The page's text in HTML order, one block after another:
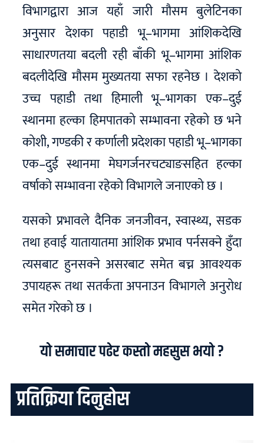
विभागद्वारा आज यहाँ जारी मौसम बुलेटिनका
अनुसार देशका पहाडी भू–भागमा आंशिकदेखि
साधारणतया बदली रही बाँकी भू–भागमा आंशिक
बदलीदेखि मौसम मुख्यतया सफा रहनेछ । देशको
उच्च पहाडी तथा हिमाली भू–भागका एक–दुई
स्थानमा हल्का हिमपातको सम्भावना रहेको छ भने
कोशी, गण्डकी र कर्णाली प्रदेशका पहाडी भू–भागका
एक–दुई स्थानमा मेघगर्जनरचट्याङसहित हल्का
वर्षाको सम्भावना रहेको विभागले जनाएको छ ।
यसको प्रभावले दैनिक जनजीवन, स्वास्थ्य, सडक
तथा हवाई यातायातमा आंशिक प्रभाव पर्नसक्ने हुँदा
त्यसबाट हुनसक्ने असरबाट समेत बच्न आवश्यक
उपायहरू तथा सतर्कता अपनाउन विभागले अनुरोध
समेत गरेको छ ।
यो समाचार पढेर कस्तो महसुस भयो ?
प्रतिक्रिया दिनुहोस